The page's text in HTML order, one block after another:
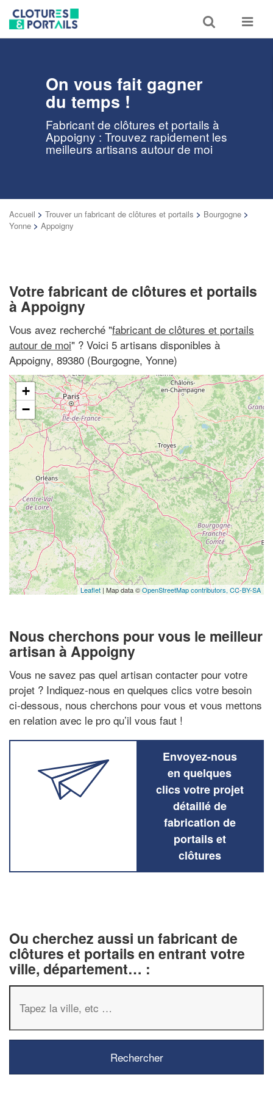
Toggle
search
Toggle
On vous fait gagner
du temps !
Fabricant de clôtures et portails à
Appoigny : Trouvez rapidement les
meilleurs artisans autour de moi
Accueil > Trouver un fabricant de clôtures et portails > Bourgogne >
Yonne > Appoigny
Votre fabricant de clôtures et portails
à Appoigny
Vous avez recherché "fabricant de clôtures et portails
autour de moi" ? Voici 5 artisans disponibles à
Appoigny, 89380 (Bourgogne, Yonne)
+
−
Leaflet | Map data ©OpenStreetMap contributors, CC-BY-SA
Nous cherchons pour vous le meilleur
artisan à Appoigny
Vous ne savez pas quel artisan contacter pour votre
projet ? Indiquez-nous en quelques clics votre besoin
ci-dessous, nous cherchons pour vous et vous mettons
en relation avec le pro qu’il vous faut !
Envoyez-nous
en quelques
clics votre projet
détaillé de
fabrication de
portails et
clôtures
Ou cherchez aussi un fabricant de
clôtures et portails en entrant votre
ville, département… :